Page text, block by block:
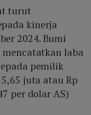
turut
kinerja
2024. Bumi
mencatatkan laba
pemilik
juta atau Rp
per dolar AS)